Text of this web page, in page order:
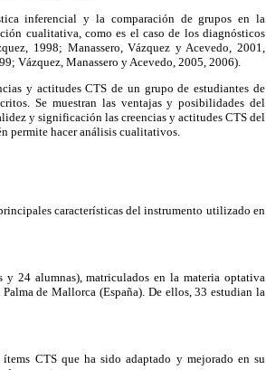
inferencial y la comparación de grupos en la
cualitativa, como es el caso de los diagnósticos
1998; Manassero, Vázquez y Acevedo, 2001,
Vázquez, Manassero y Acevedo, 2005, 2006).
y actitudes CTS de un grupo de estudiantes de
Se muestran las ventajas y posibilidades del
y significación las creencias y actitudes CTS del
permite hacer análisis cualitativos.
características del instrumento utilizado en
24 alumnas), matriculados en la materia optativa
de Mallorca (España). De ellos, 33 estudian la
CTS que ha sido adaptado y mejorado en su